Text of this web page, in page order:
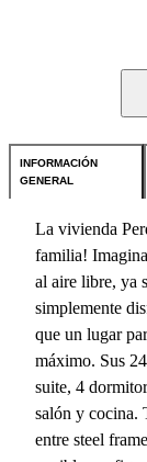
INFORMACIÓN
GENERAL
La vivienda
familia! Imagina
al aire libre, ya
simplemente
que un lugar
máximo. Sus
suite, 4
salón y cocina.
entre steel